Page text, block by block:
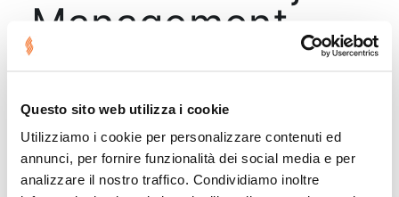
Questo sito web utilizza i cookie
Utilizziamo i cookie per personalizzare contenuti ed
annunci, per fornire funzionalità dei social media e per
analizzare il nostro traffico. Condividiamo inoltre
Management
Nessun risultato trovato.